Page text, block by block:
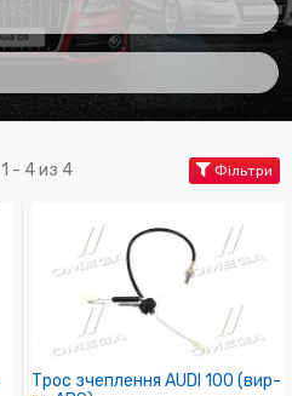
1 - 4 из 4 Фільтри
Трос зчеплення AUDI 100 (вир-